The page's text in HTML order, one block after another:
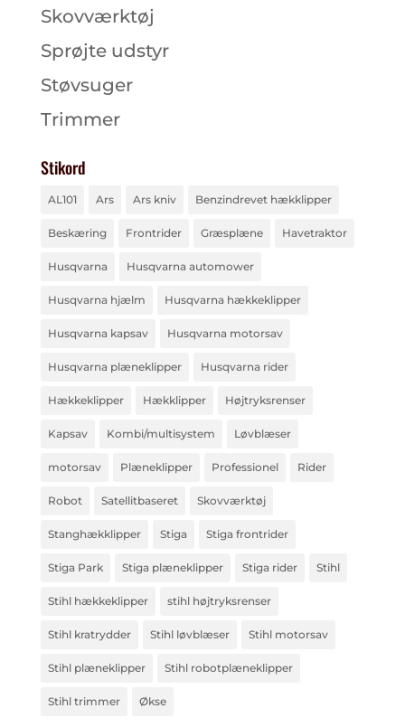
Skovværktøj
Sprøjte udstyr
Støvsuger
Trimmer
Stikord
AL101 Ars Ars kniv Benzindrevet hækklipper
Beskæring Frontrider Græsplæne Havetraktor
Husqvarna Husqvarna automower
Husqvarna hjælm Husqvarna hækkeklipper
Husqvarna kapsav Husqvarna motorsav
Husqvarna plæneklipper Husqvarna rider
Hækkeklipper Hækklipper Højtryksrenser
Kapsav Kombi/multisystem Løvblæser
motorsav Plæneklipper Professionel Rider
Robot Satellitbaseret Skovværktøj
Stanghækklipper Stiga Stiga frontrider
Stiga Park Stiga plæneklipper Stiga rider Stihl
Stihl hækkeklipper stihl højtryksrenser
Stihl kratrydder Stihl løvblæser Stihl motorsav
Stihl plæneklipper Stihl robotplæneklipper
Stihl trimmer Økse